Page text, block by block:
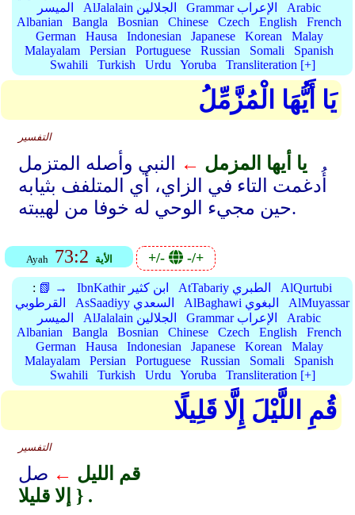
الميسر
AlJalalain الجلالين Grammar الإعراب
Arabic
Albanian
Bangla Bosnian Chinese Czech English
French
German
Hausa Indonesian Japanese Korean
Malay
Malayalam
Persian Portuguese Russian Somali
Spanish
Swahili
Turkish Urdu Yoruba Transliteration [+]
يَا أَيُّهَا الْمُزَّمِّلُ
التفسير
يا أيها المزمل ←
النبي وأصله المتزمل
أُدغمت التاء في الزاي، أي المتلفف بثيابه
حين مجيء الوحي له خوفا من لهيبته.
Ayah 73:2 الأية +/- -/+
: 📗 → IbnKathir ابن كثير AtTabariy الطبري
AlQurtubi
القرطوبي
AsSaadiyy السعدي AlBaghawi البغوي
AlMuyassar
الميسر
AlJalalain الجلالين Grammar الإعراب
Arabic
Albanian
Bangla Bosnian Chinese Czech English
French
German
Hausa Indonesian Japanese Korean
Malay
Malayalam
Persian Portuguese Russian Somali
Spanish
Swahili
Turkish Urdu Yoruba Transliteration [+]
قُمِ اللَّيْلَ إِلَّا قَلِيلًا
التفسير
قم الليل ← صل
إلا قليلا } .